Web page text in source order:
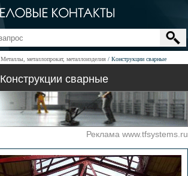
Металлы, металлопрокат, металлоизделия Конструкции сварные
Конструкции сварные
Реклама www.tfsystems.ru